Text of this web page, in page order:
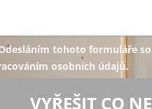
tohoto formuláře
osobních údajů.
VYŘEŠIT CO